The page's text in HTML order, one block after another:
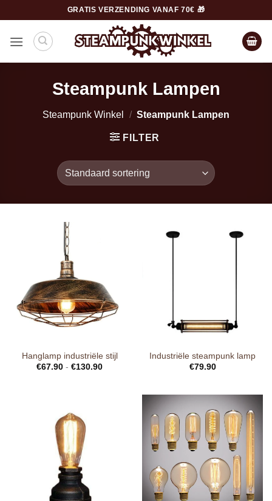
naar
inhoud
GRATIS VERZENDING VANAF 70€ 🎁
Steampunk Lampen
Steampunk Winkel / Steampunk Lampen
FILTER
Hanglamp industriële stijl
€67.90 - €130.90
Industriële steampunk lamp
€79.90